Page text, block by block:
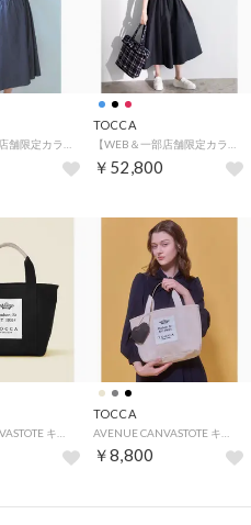
TOCCA
￥52,800
TOCCA
￥8,800